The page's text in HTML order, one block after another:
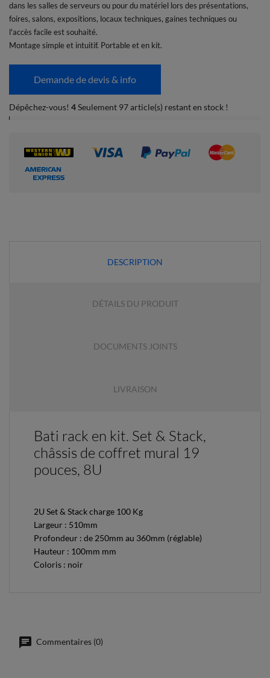
dans les salles de serveurs ou pour du matériel lors des présentations,
foires, salons, expositions, locaux techniques, gaines techniques ou
l'accès facile est souhaité.
Montage simple et intuitif. Portable et en kit.
Demande de devis & info
Dépêchez-vous! 4Seulement 97 article(s) restant en stock !
DESCRIPTION
DÉTAILS DU PRODUIT
DOCUMENTS JOINTS
LIVRAISON
Bati rack en kit. Set & Stack,
châssis de coffret mural 19
pouces, 8U
2U Set & Stack charge 100 Kg
Largeur : 510mm
Profondeur : de 250mm au 360mm (réglable)
Hauteur : 100mm mm
Coloris : noir
Commentaires (0)